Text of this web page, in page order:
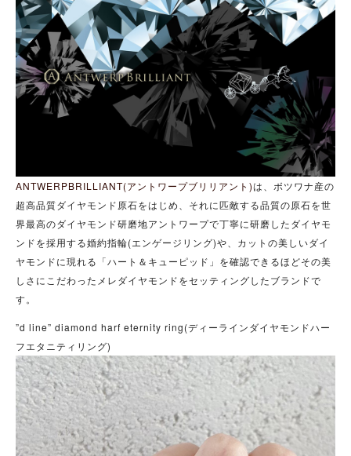
ANTWERPBRILLIANT(アントワープブリリアント)は、ボツワナ産の
超高品質ダイヤモンド原石をはじめ、それに匹敵する品質の原石を世
界最高のダイヤモンド研磨地アントワープで丁寧に研磨したダイヤモ
ンドを採用する婚約指輪(エンゲージリング)や、カットの美しいダイ
ヤモンドに現れる「ハート＆キューピッド」を確認できるほどその美
しさにこだわったメレダイヤモンドをセッティングしたブランドで
す。
”d line” diamond harf eternity ring(ディーラインダイヤモンドハー
フエタニティリング)